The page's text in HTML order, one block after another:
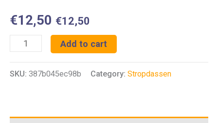
€12,50 €12,50
Veiligheidsstropdas
Grijs
Add to cart
SKU: 387b045ec98b Category: Stropdassen